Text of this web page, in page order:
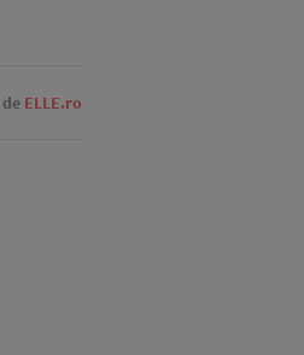
de ELLE.ro